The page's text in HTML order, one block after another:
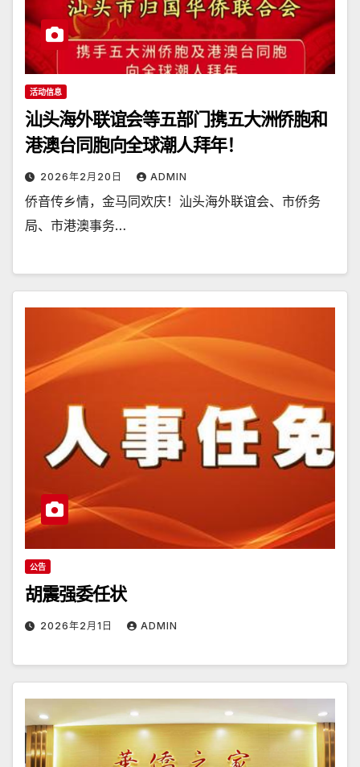
活动信息
汕头海外联谊会等五部门携五大洲侨胞和
港澳台同胞向全球潮人拜年！
2026年2月20日 ADMIN
侨音传乡情，金马同欢庆！汕头海外联谊会、市侨务
局、市港澳事务…
公告
胡震强委任状
2026年2月1日 ADMIN